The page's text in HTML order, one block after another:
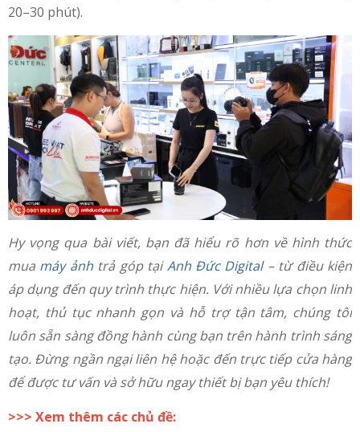
20–30 phút).
Hy vọng qua bài viết, bạn đã hiểu rõ hơn về hình thức
mua máy ảnhtrả góp tạiAnh Đức Digital– từ điều kiện
áp dụng đến quy trình thực hiện. Với nhiều lựa chọn linh
hoạt, thủ tục nhanh gọn và hỗ trợ tận tâm, chúng tôi
luôn sẵn sàng đồng hành cùng bạn trên hành trình sáng
tạo. Đừng ngần ngại liên hệ hoặc đến trực tiếp cửa hàng
để được tư vấn và sở hữu ngay thiết bị bạn yêu thích!
>>> Xem thêm các chủ đề: